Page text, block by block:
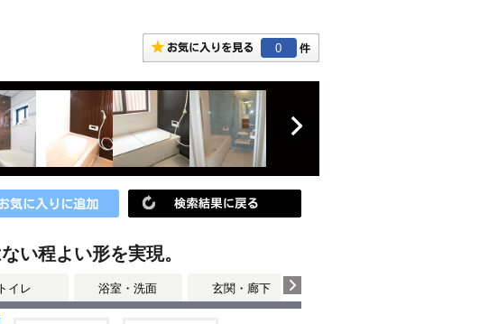
0
い程よい形を実現。
トイレ 浴室・洗面 玄関・廊下